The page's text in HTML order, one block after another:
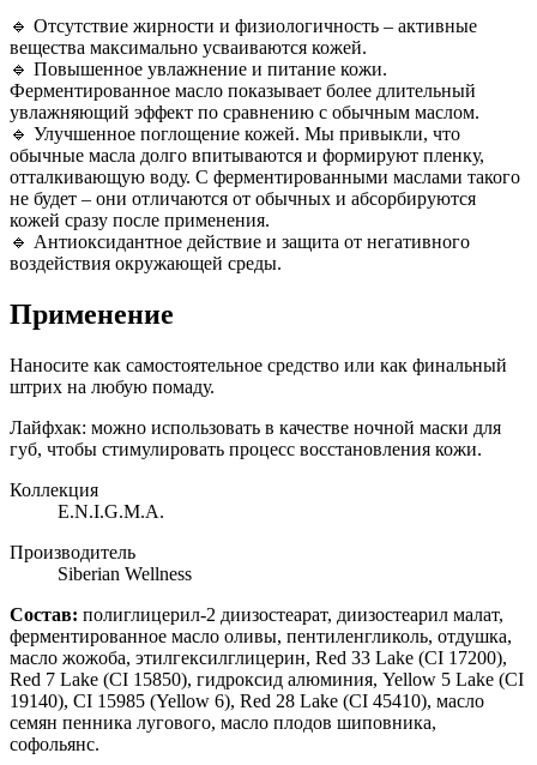
🔹 Отсутствие жирности и физиологичность – активные
вещества максимально усваиваются кожей.
🔹 Повышенное увлажнение и питание кожи.
Ферментированное масло показывает более длительный
увлажняющий эффект по сравнению с обычным маслом.
🔹 Улучшенное поглощение кожей. Мы привыкли, что
обычные масла долго впитываются и формируют пленку,
отталкивающую воду. С ферментированными маслами такого
не будет – они отличаются от обычных и абсорбируются
кожей сразу после применения.
🔹 Антиоксидантное действие и защита от негативного
воздействия окружающей среды.
Применение
Наносите как самостоятельное средство или как финальный
штрих на любую помаду.
Лайфхак: можно использовать в качестве ночной маски для
губ, чтобы стимулировать процесс восстановления кожи.
Коллекция
E.N.I.G.M.A.
Производитель
Siberian Wellness
Cостав: полиглицерил-2 диизостеарат, диизостеарил малат,
ферментированное масло оливы, пентиленгликоль, отдушка,
масло жожоба, этилгексилглицерин, Red 33 Lake (CI 17200),
Red 7 Lake (CI 15850), гидроксид алюминия, Yellow 5 Lake (CI
19140), CI 15985 (Yellow 6), Red 28 Lake (CI 45410), масло
семян пенника лугового, масло плодов шиповника,
софольянс.